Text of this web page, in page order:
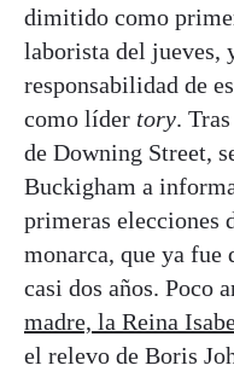
dimitido como
laborista del jueves,
responsabilidad de
como líder tory.
de Downing Street,
Buckigham a
primeras elecciones
monarca, que ya fue
casi dos años. Poco
madre, la Reina
el relevo de Boris